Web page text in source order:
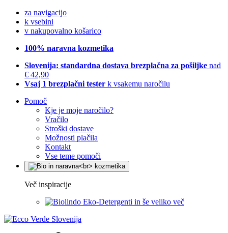
za navigacijo
k vsebini
v nakupovalno košarico
100% naravna kozmetika
Slovenija: standardna dostava brezplačna za pošiljke nad
€ 42,90
Vsaj 1 brezplačni tester k vsakemu naročilu
Pomoč
Kje je moje naročilo?
Vračilo
Stroški dostave
Možnosti plačila
Kontakt
Vse teme pomoči
Več inspiracije
Eko-Detergenti in še veliko več